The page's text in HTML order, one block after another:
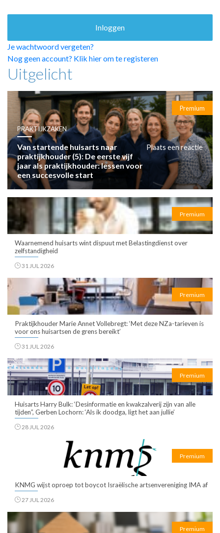
PRAKTIJKZAKEN
TARIEVEN
VPHUISARTSEN
MEDISCHE VAKHANDEL
INLOGGEN
REGISTRATIE
Je wachtwoord vergeten?
Nog geen account? Klik hier om te registeren
Uitgelicht
Premium
PRAKTIJKZAKEN
Van startende huisarts naar
praktijkhouder (5): De eerste vijf
jaar als praktijkhouder: lessen voor
een succesvolle start
Plaats een reactie
Premium
Waarnemend huisarts wint dispuut met Belastingdienst over
zelfstandigheid
31 JUL 2026
Premium
Praktijkhouder Marie Annet Vollebregt: ‘Met deze NZa-tarieven is
voor ons huisartsen de grens bereikt’
31 JUL 2026
Premium
Huisarts Harry Bulk: ‘Desinformatie en kwakzalverij zijn van alle
tijden”, Gerben Lochorn: ‘Als ik doodga, ligt het aan jullie’
28 JUL 2026
Premium
KNMG wijst oproep tot boycot Israëlische artsenvereniging IMA af
27 JUL 2026
Premium